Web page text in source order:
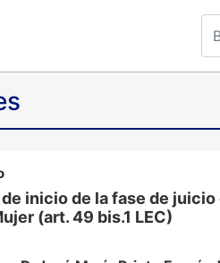
inicio de la fase de
(art. 49 bis.1 LEC)